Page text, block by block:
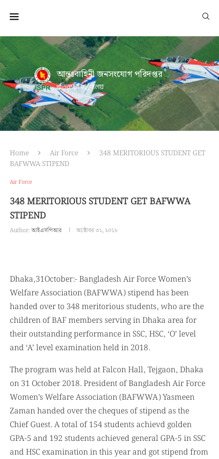
আন্তঃবাহিনী জনসংযোগ পরিদপ্তর
প্রতিরক্ষা মন্ত্রণালয়
Home Air Force
348 MERITORIOUS STUDENT GET
BAFWWA STIPEND
Air Force
348 MERITORIOUS STUDENT GET BAFWWA
STIPEND
Author:আইএসপিআর অক্টোবর ৩১, ২০১৮
Dhaka,31October:- Bangladesh Air Force Women’s
Welfare Association (BAFWWA) stipend has been
handed over to 348 meritorious students, who are the
children of BAF members serving in Dhaka area for
their outstanding performance in SSC, HSC, ‘O’ level
and ‘A’ level examination held in 2018.
The program was held at Falcon Hall, Tejgaon, Dhaka
on 31 October 2018. President of Bangladesh Air Force
Women’s Welfare Association (BAFWWA) Yasmeen
Zaman handed over the cheques of stipend as the
Chief Guest. A total of 154 students achievd golden
GPA-5 and 192 students achieved general GPA-5 in SSC
and HSC examination in this year and got stipend from